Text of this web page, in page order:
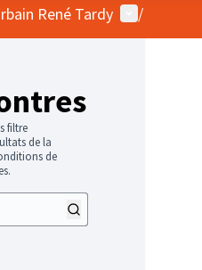
René Tardy Menu
/
filtre
de la
de